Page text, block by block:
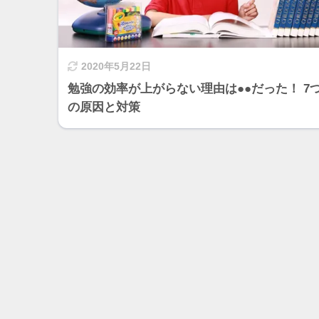
2020年5月22日
勉強の効率が上がらない理由は●●だった！ 7
の原因と対策